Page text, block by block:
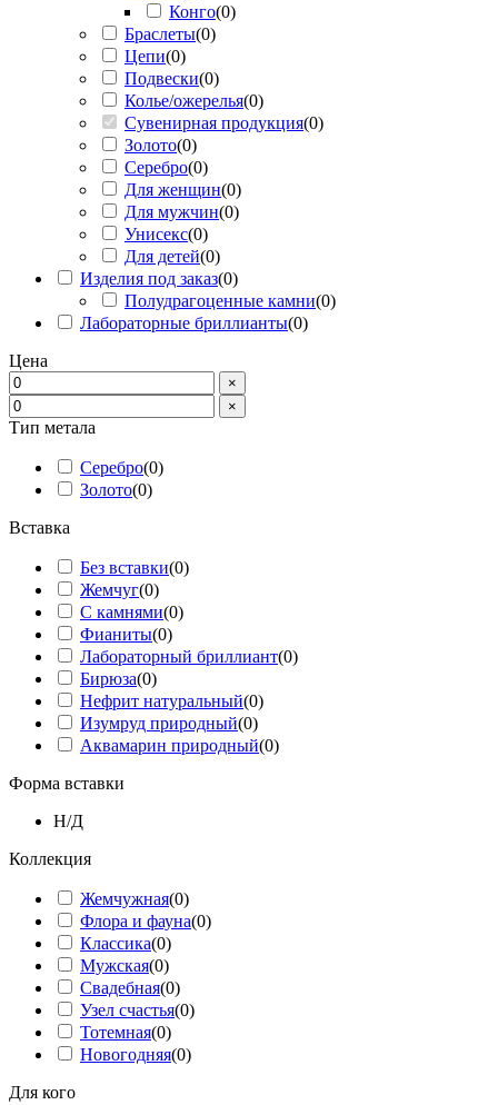
Конго(0)
Браслеты(0)
Цепи(0)
Подвески(0)
Колье/ожерелья(0)
Сувенирная продукция(0)
Золото(0)
Серебро(0)
Для женщин(0)
Для мужчин(0)
Унисекс(0)
Для детей(0)
Изделия под заказ(0)
Полудрагоценные камни(0)
Лабораторные бриллианты(0)
Цена
×
×
Тип метала
Серебро(0)
Золото(0)
Вставка
Без вставки(0)
Жемчуг(0)
С камнями(0)
Фианиты(0)
Лабораторный бриллиант(0)
Бирюза(0)
Нефрит натуральный(0)
Изумруд природный(0)
Аквамарин природный(0)
Форма вставки
Н/Д
Коллекция
Жемчужная(0)
Флора и фауна(0)
Классика(0)
Мужская(0)
Свадебная(0)
Узел счастья(0)
Тотемная(0)
Новогодняя(0)
Для кого